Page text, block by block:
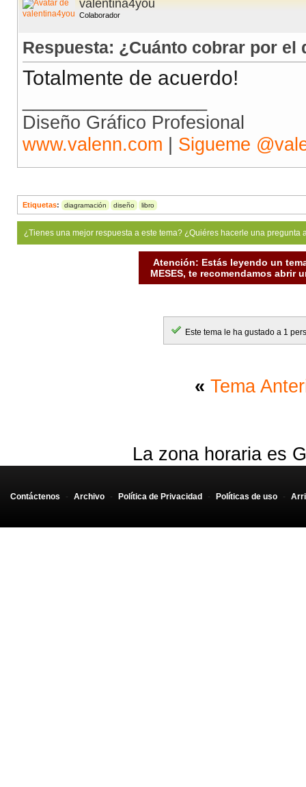
valentina4you
Colaborador
Respuesta: ¿Cuánto cobrar por
Totalmente de acuerdo!
Diseño Gráfico Profesional
www.valenn.com | Sigueme
Etiquetas: diagramación diseño libro
¿Tienes una mejor respuesta a este tema? ¿Quiéres hacerle una
Atención: Estás leyendo un
MESES, te recomendamos abrir
Este tema le ha gustado a 1
« Tema
La zona horaria es
Contáctenos - Archivo - Política de Privacidad - Políticas de uso -